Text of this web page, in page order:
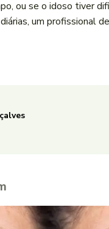
ou se o idoso tiver
um profissional